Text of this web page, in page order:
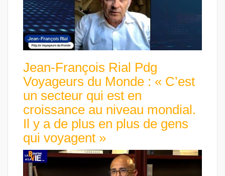
Jean-François Rial Pdg
Voyageurs du Monde : « C’est
un secteur qui est en
croissance au niveau mondial.
Il y a de plus en plus de gens
qui voyagent »